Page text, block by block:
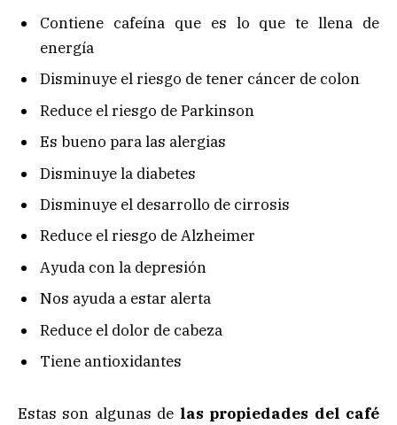
Contiene cafeína que es lo que te llena de
energía
Disminuye el riesgo de tener cáncer de colon
Reduce el riesgo de Parkinson
Es bueno para las alergias
Disminuye la diabetes
Disminuye el desarrollo de cirrosis
Reduce el riesgo de Alzheimer
Ayuda con la depresión
Nos ayuda a estar alerta
Reduce el dolor de cabeza
Tiene antioxidantes
Estas son algunas de las propiedades del café